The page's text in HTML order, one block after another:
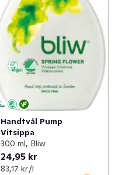
Handtvål Pump
Vitsippa
300 ml, Bliw
24,95 kr
83,17 kr /l